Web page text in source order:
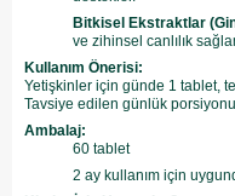
Bitkisel Ekstraktlar
ve zihinsel canlılık
Kullanım Önerisi:
Yetişkinler için günde 1 tablet,
Tavsiye edilen günlük porsiyonu
Ambalaj:
60 tablet
2 ay kullanım için